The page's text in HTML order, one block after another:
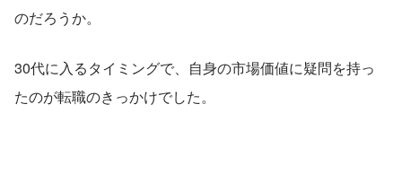
のだろうか。
30代に入るタイミングで、自身の市場価値に疑問を持っ
たのが転職のきっかけでした。